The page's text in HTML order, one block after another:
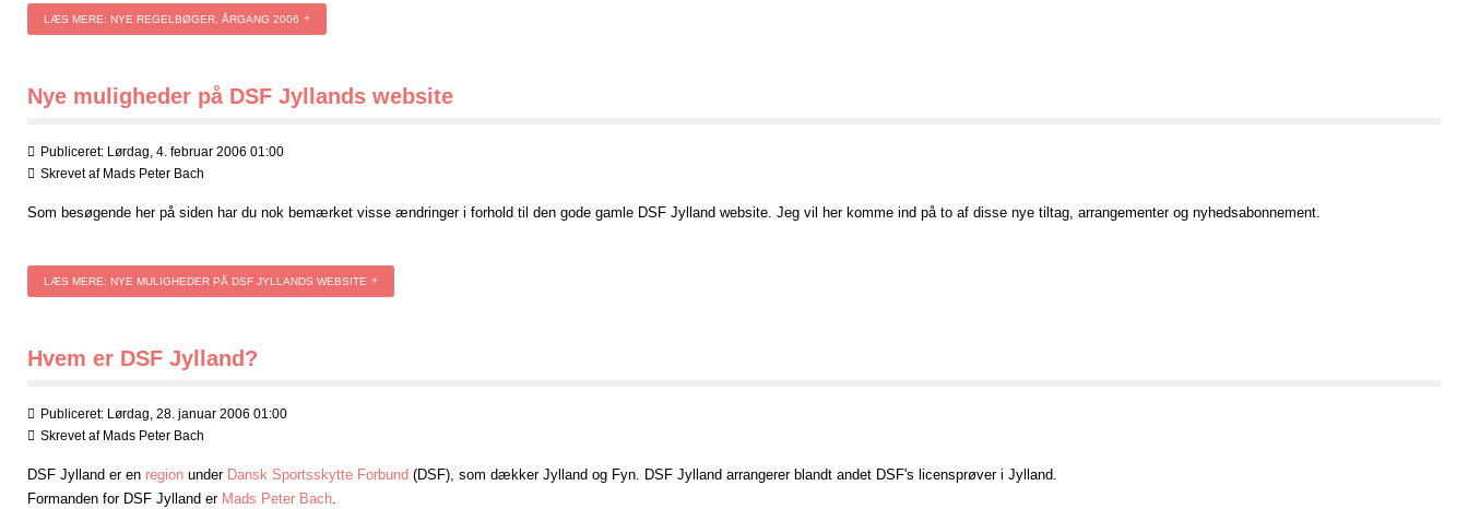
LÆS MERE: NYE REGELBØGER, ÅRGANG 2006
Nye muligheder på DSF Jyllands website
Publiceret: Lørdag, 4. februar 2006 01:00
Skrevet af Mads Peter Bach
Som besøgende her på siden har du nok bemærket visse ændringer i forhold til den gode gamle DSF Jylland website. Jeg vil her komme ind på to af disse nye tiltag, arrangementer og nyhedsabonnement.
LÆS MERE: NYE MULIGHEDER PÅ DSF JYLLANDS WEBSITE
Hvem er DSF Jylland?
Publiceret: Lørdag, 28. januar 2006 01:00
Skrevet af Mads Peter Bach
DSF Jylland er en region under Dansk Sportsskytte Forbund (DSF), som dækker Jylland og Fyn. DSF Jylland arrangerer blandt andet DSF's licensprøver i Jylland.
Formanden for DSF Jylland er Mads Peter Bach.